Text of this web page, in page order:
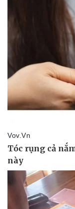
Pháp luật
Tư vấn luật